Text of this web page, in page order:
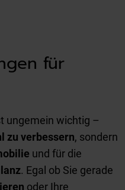
für
ungemein wichtig –
zu verbessern, sondern
und für die
. Egal ob Sie gerade
oder Ihre